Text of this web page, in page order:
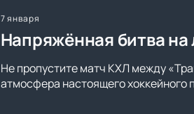
7 января
Напряжённая битва
Не пропустите матч КХЛ между
атмосфера настоящего хоккейного